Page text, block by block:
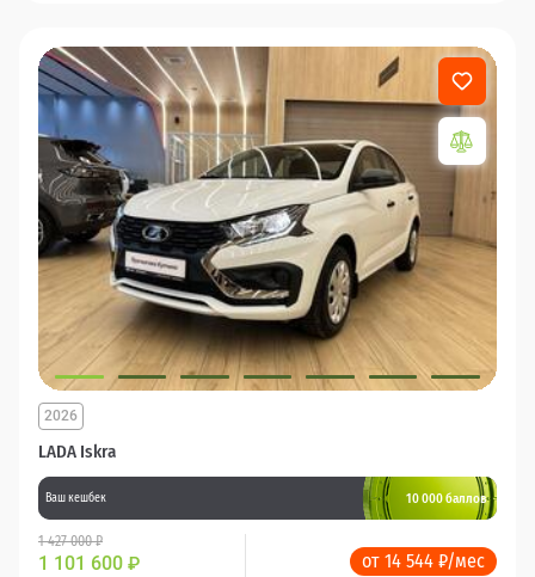
LADA Iskra
2026
Ваш кешбек 10 000 баллов
1 427 000 ₽
1 101 600 ₽ от 14 544 ₽/мес